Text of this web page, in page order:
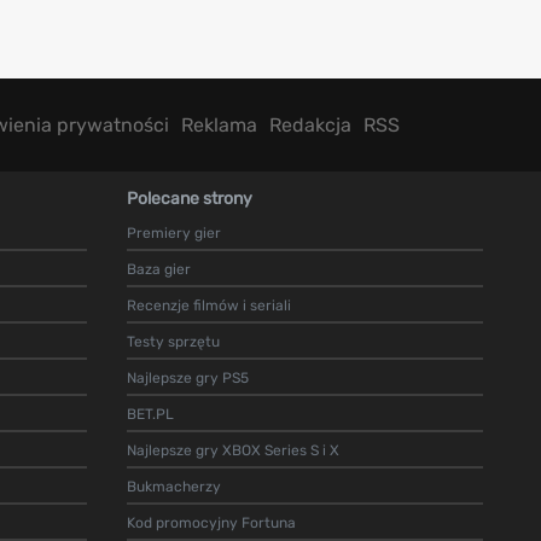
prywatności Reklama Redakcja RSS
Polecane strony
Premiery gier
Baza gier
Recenzje filmów i seriali
Testy sprzętu
Najlepsze gry PS5
BET.PL
Najlepsze gry XBOX Series S i X
Bukmacherzy
Kod promocyjny Fortuna